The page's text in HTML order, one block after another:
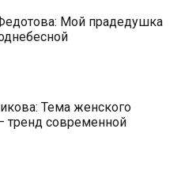
Мой прадедушка
Тема женского
тренд современной